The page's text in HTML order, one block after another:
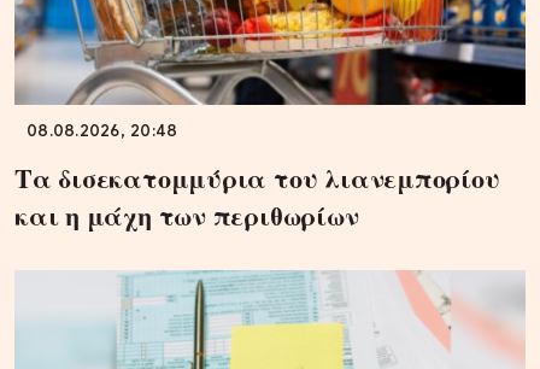
08.08.2026, 20:48
Τα δισεκατομμύρια του λιανεμπορίου
και η μάχη των περιθωρίων